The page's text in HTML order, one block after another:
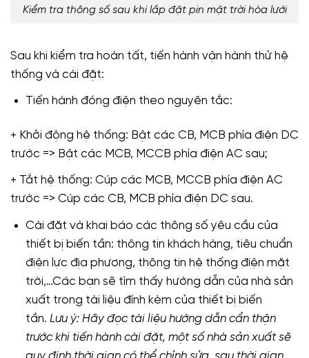
Kiểm tra thông số sau khi lắp đặt pin mặt trời hòa lưới
Sau khi kiểm tra hoàn tất, tiến hành vận hành thử hệ
thống và cài đặt:
Tiến hành đóng điện theo nguyên tắc:
+ Khởi động hệ thống: Bật các CB, MCB phía điện DC
trước => Bật các MCB, MCCB phía điện AC sau;
+ Tắt hệ thống: Cúp các MCB, MCCB phía điện AC
trước => Cúp các CB, MCB phía điện DC sau.
Cài đặt và khai báo các thông số yêu cầu của
thiết bị biến tần: thông tin khách hàng, tiêu chuẩn
điện lực địa phương, thông tin hệ thống điện mặt
trời,…Các bạn sẽ tìm thấy hướng dẫn của nhà sản
xuất trong tài liệu đính kèm của thiết bị biến
tần.Lưu ý: Hãy đọc tài liệu hướng dẫn cẩn thận
trước khi tiến hành cài đặt, một số nhà sản xuất sẽ